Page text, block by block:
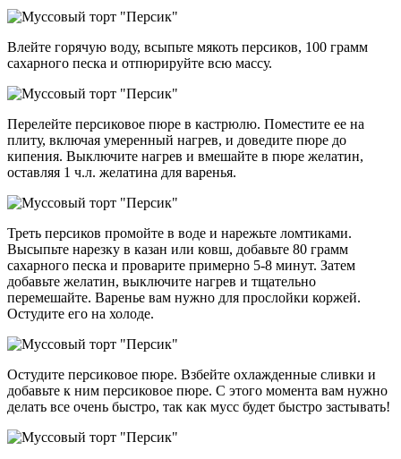
Влейте горячую воду, всыпьте мякоть персиков, 100 грамм
сахарного песка и отпюрируйте всю массу.
Перелейте персиковое пюре в кастрюлю. Поместите ее на
плиту, включая умеренный нагрев, и доведите пюре до
кипения. Выключите нагрев и вмешайте в пюре желатин,
оставляя 1 ч.л. желатина для варенья.
Треть персиков промойте в воде и нарежьте ломтиками.
Высыпьте нарезку в казан или ковш, добавьте 80 грамм
сахарного песка и проварите примерно 5-8 минут. Затем
добавьте желатин, выключите нагрев и тщательно
перемешайте. Варенье вам нужно для прослойки коржей.
Остудите его на холоде.
Остудите персиковое пюре. Взбейте охлажденные сливки и
добавьте к ним персиковое пюре. С этого момента вам нужно
делать все очень быстро, так как мусс будет быстро застывать!